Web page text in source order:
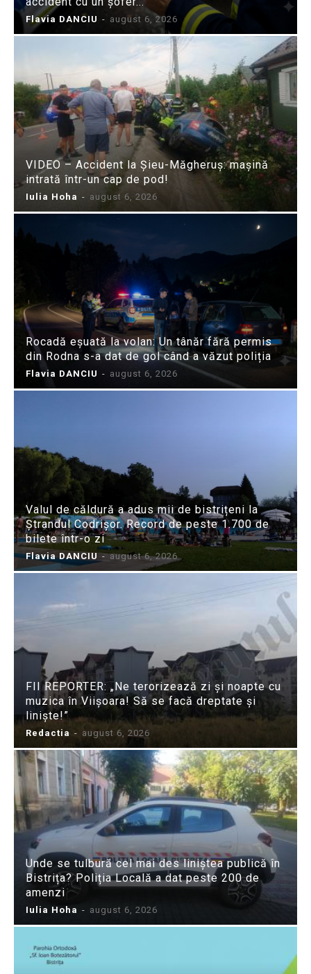
Flavia DANCIU - august 6, 2026
VIDEO – Accident la Șieu-Măgheruș: mașină
intrată într-un cap de pod!
Iulia Hoha - august 6, 2026
Rocadă eșuată la volan: Un tânăr fără permis
din Rodna s-a dat de gol când a văzut poliția
Flavia DANCIU - august 6, 2026
Valul de căldură a adus mii de bistrițeni la
Ștrandul Codrișor. Record de peste 1.700 de
bilete într-o zi
Flavia DANCIU - august 6, 2026
FII REPORTER: „Ne terorizează zi și noapte cu
muzica în Viișoara! Să se facă dreptate și
liniște!”
Redactia - august 6, 2026
Unde se tulbură cel mai des liniștea publică în
Bistrița? Poliția Locală a dat peste 200 de
amenzi
Iulia Hoha - august 6, 2026